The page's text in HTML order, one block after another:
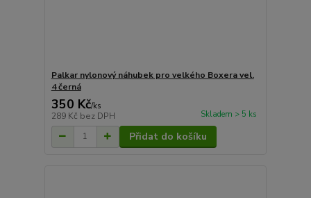
Palkar nylonový náhubek pro velkého Boxera vel.
4 černá
350 Kč/ks
289 Kč bez DPH Skladem > 5 ks
Přidat do košíku